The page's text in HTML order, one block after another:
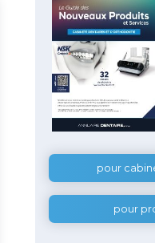
pour
pour